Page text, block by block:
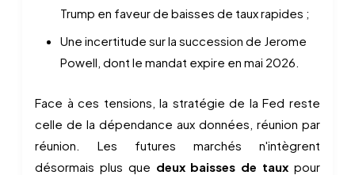
Trump en faveur de baisses de taux rapides ;
Une incertitude sur la succession de Jerome
Powell, dont le mandat expire en mai 2026.
Face à ces tensions, la stratégie de la Fed reste
celle de la dépendance aux données, réunion par
réunion. Les futures marchés n'intègrent
désormais plus que deux baisses de taux pour